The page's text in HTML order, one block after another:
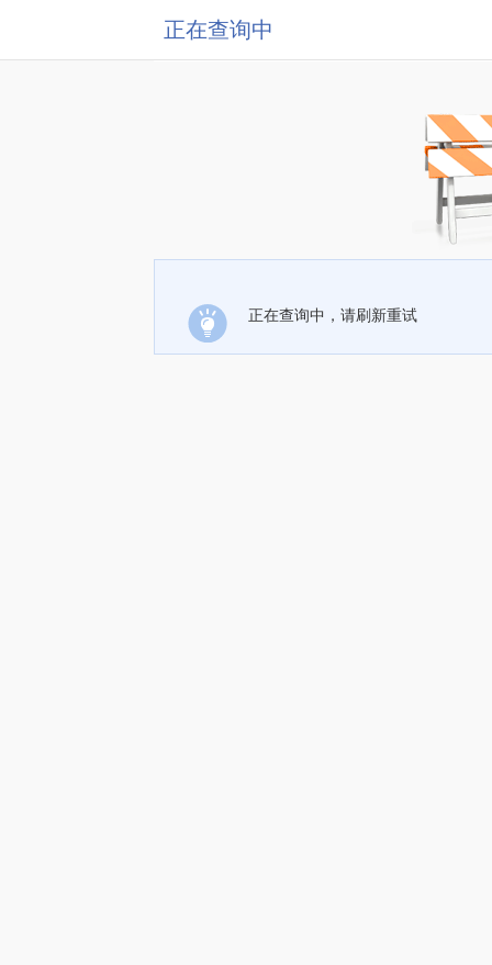
正在查询中
正在查询中，请刷新重试